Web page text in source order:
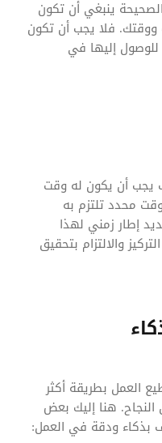
ينبغي أن تكون
ووقتك. فلا يجب أن تكون
للوصول إليها في
يجب أن يكون له وقت
محدد تلتزم به
إطار زمني لهذا
والالتزام بتحقيق
العمل بطريقة أكثر
هنا إليك بعض
بذكاء ودقة في العمل: